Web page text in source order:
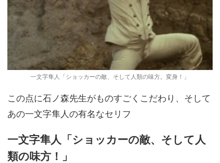
一文字隼人「ショッカーの敵、そして人類の味方。変身！」
この点に石ノ森先生がものすごくこだわり、そして
あの一文字隼人の有名なセリフ
一文字隼人「ショッカーの敵、そして人
類の味方！」